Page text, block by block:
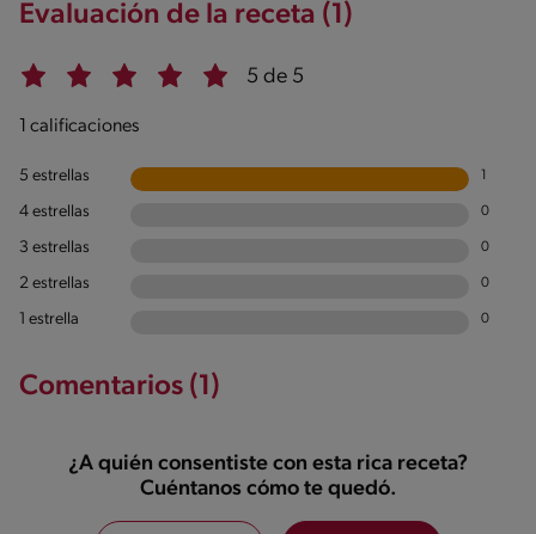
Evaluación de la receta (1)
5 de 5
1 calificaciones
5 estrellas
4 estrellas 0
3 estrellas 0
2 estrellas 0
1 estrella 0
Comentarios (1)
¿A quién consentiste con esta rica receta?
Cuéntanos cómo te quedó.